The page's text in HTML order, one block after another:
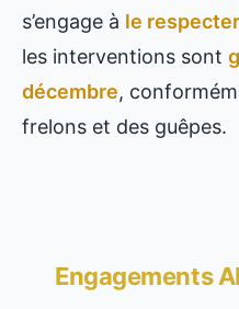
s’engage à le
les interventions sont
décembre,
frelons et des guêpes.
Engagements